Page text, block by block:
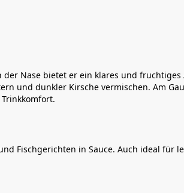
Nase bietet er ein klares und
und dunkler Kirsche vermischen. Am
Fischgerichten in Sauce. Auch ideal für